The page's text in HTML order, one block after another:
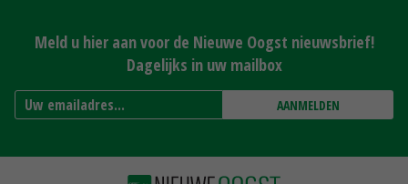
Meld u hier aan voor de Nieuwe Oogst nieuwsbrief!
Dagelijks in uw mailbox
AANMELDEN